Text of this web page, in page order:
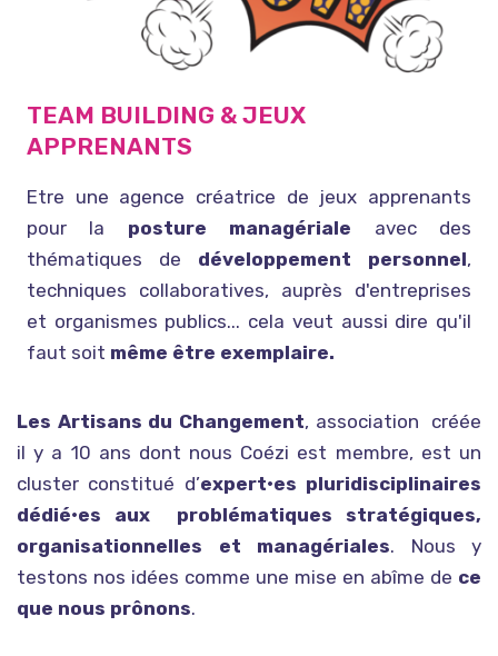
TEAM BUILDING & JEUX
APPRENANTS
Etre une agence créatrice de jeux apprenants
pour la posture managériale avec des
thématiques de développement personnel,
techniques collaboratives, auprès d'entreprises
et organismes publics... cela veut aussi dire qu'il
faut soit même être exemplaire.
Les Artisans du Changement, association créée
il y a 10 ans dont nous Coézi est membre, est un
cluster constitué d’expert•es pluridisciplinaires
dédié•es aux problématiques stratégiques,
organisationnelles et managériales. Nous y
testons nos idées comme une mise en abîme de ce
que nous prônons.